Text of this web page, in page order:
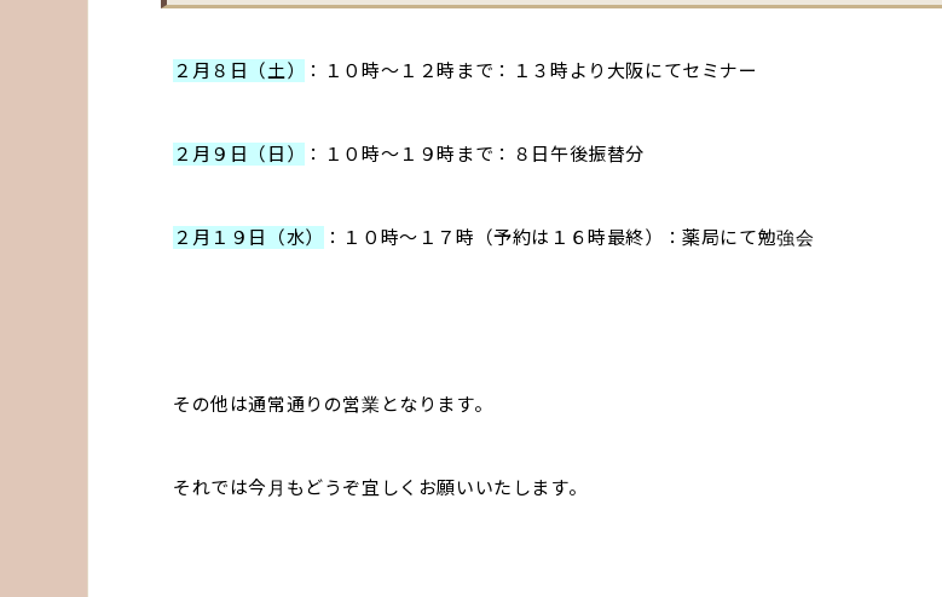
２ 月８日（土） ：１０時〜１２時まで：１３時より大阪にてセミナー
２月９日（日） ：１０時〜１９時まで：８日午後振替分
２月１９日（水） ：１０時〜１７時（予約は１６時最終）：薬局にて勉強会
その他は通常通りの営業となります。
それでは今月もどうぞ宜しくお願いいたします。